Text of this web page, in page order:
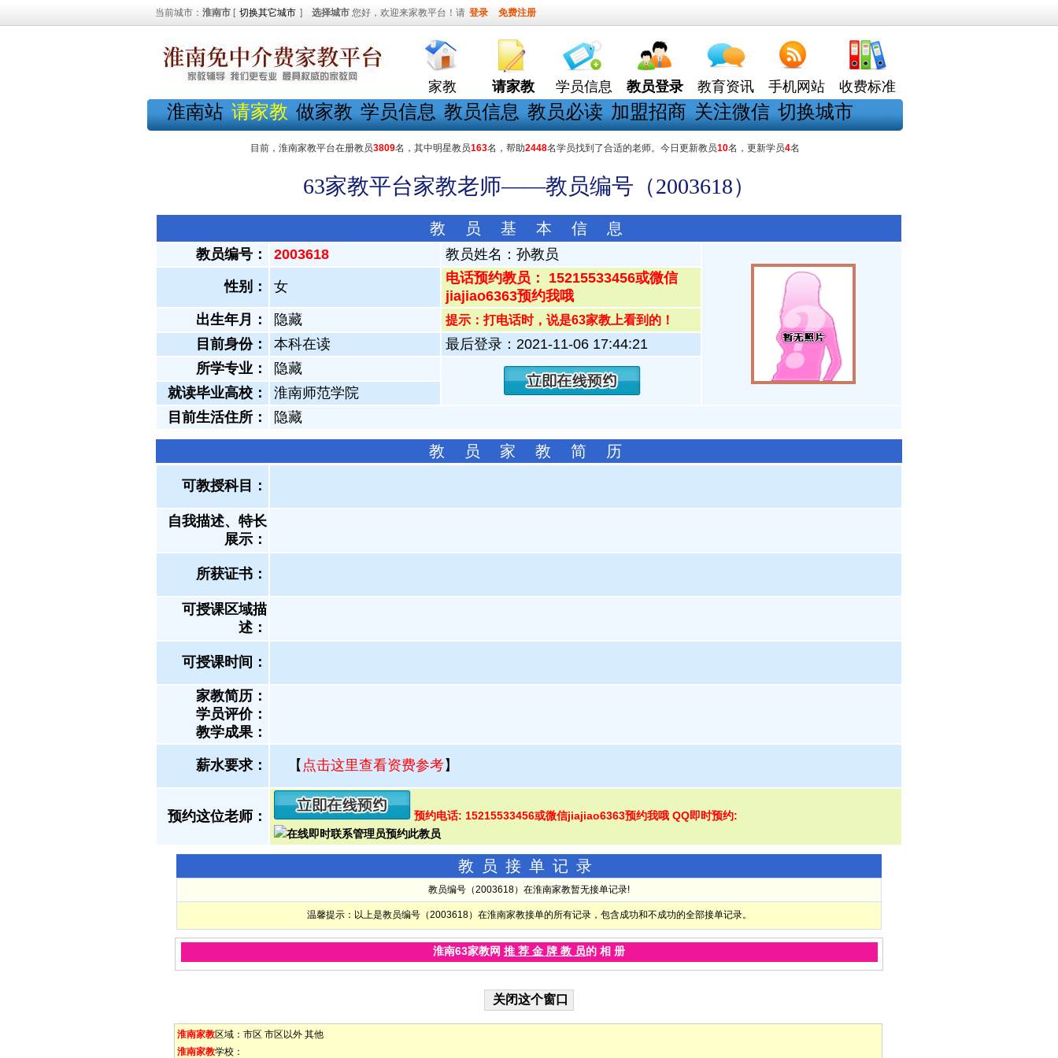
当前城市： 淮南市 [ 切换其它城市 ] 选择城市 您好，欢迎来家教平台！请 登录 免费注册
家教 请家教 学员信息 教员登录 教育资讯 手机网站 收费标准
淮南站 请家教 做家教 学员信息 教员信息 教员必读 加盟招商 关注微信 切换城市
目前，淮南家教平台在册教员3809名，其中明星教员163名，帮助2448名学员找到了合适的老师。今日更新教员10名，更新学员4名
63家教平台家教老师——教员编号（2003618）
教 员 基 本 信 息
教员编号： 2003618 教员姓名： 孙教员
性别： 女
电话预约教员： 15215533456或微信
jiajiao6363预约我哦
出生年月：
隐藏 提示：打电话时，说是63家教上看到的！
目前身份： 本科在读
最后登录：2021-11-06 17:44:21
所学专业：
隐藏
就读毕业高校：
淮南师范学院
目前生活住所：
隐藏
教 员 家 教 简 历
可教授科目：
自我描述、特长
展示 ：
所获证书 ：
可授课区域描
述：
可授课时间：
家教简历：
学员评价：
教学成果：
薪水要求： 【 点击这里查看资费参考】
预约这位老师： 预约电话: 15215533456或微信jiajiao6363预约我哦 QQ即时预约:
教员接单记录
教员编号（2003618）在淮南家教暂无接单记录!
温馨提示：以上是教员编号（2003618）在淮南家教接单的所有记录，包含成功和不成功的全部接单记录。
淮南63家教网 推 荐 金 牌 教 员的 相 册
淮南家教区域： 市区 市区以外 其他
淮南家教学校：